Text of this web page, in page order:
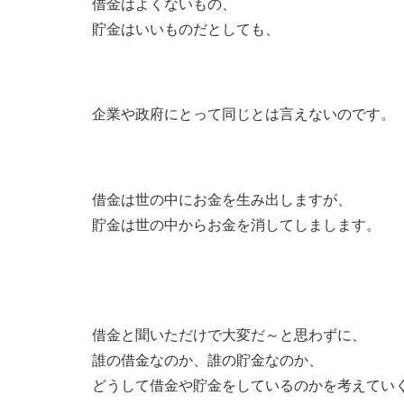
借金はよくないもの、
貯金はいいものだとしても、
企業や政府にとって同じとは言えないのです。
借金は世の中にお金を生み出しますが、
貯金は世の中からお金を消してしまします。
借金と聞いただけで大変だ～と思わずに、
誰の借金なのか、誰の貯金なのか、
どうして借金や貯金をしているのかを考えてい